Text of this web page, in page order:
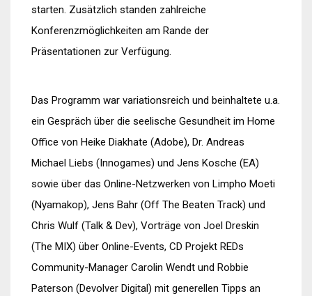
starten. Zusätzlich standen zahlreiche
Konferenzmöglichkeiten am Rande der
Präsentationen zur Verfügung.
Das Programm war variationsreich und beinhaltete u.a.
ein Gespräch über die seelische Gesundheit im Home
Office von Heike Diakhate (Adobe), Dr. Andreas
Michael Liebs (Innogames) und Jens Kosche (EA)
sowie über das Online-Netzwerken von Limpho Moeti
(Nyamakop), Jens Bahr (Off The Beaten Track) und
Chris Wulf (Talk & Dev), Vorträge von Joel Dreskin
(The MIX) über Online-Events, CD Projekt REDs
Community-Manager Carolin Wendt und Robbie
Paterson (Devolver Digital) mit generellen Tipps an